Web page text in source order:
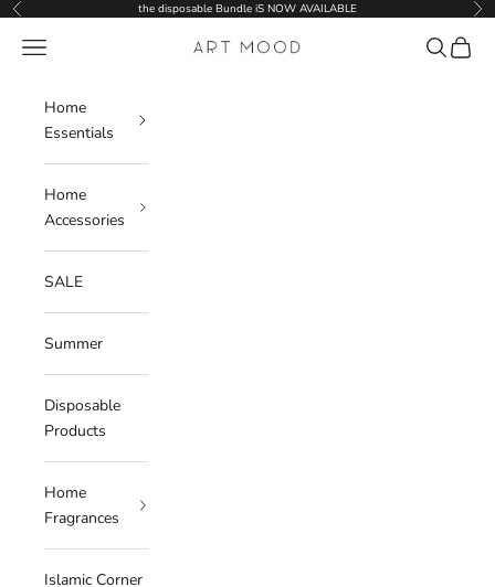
Skip to content
Previous the disposable Bundle iS NOW AVAILABLE
ART MOOD
Navigation menu Search
Cart
Home
Essentials
Home
Accessories
SALE
Summer
Disposable
Products
Home
Fragrances
Islamic Corner